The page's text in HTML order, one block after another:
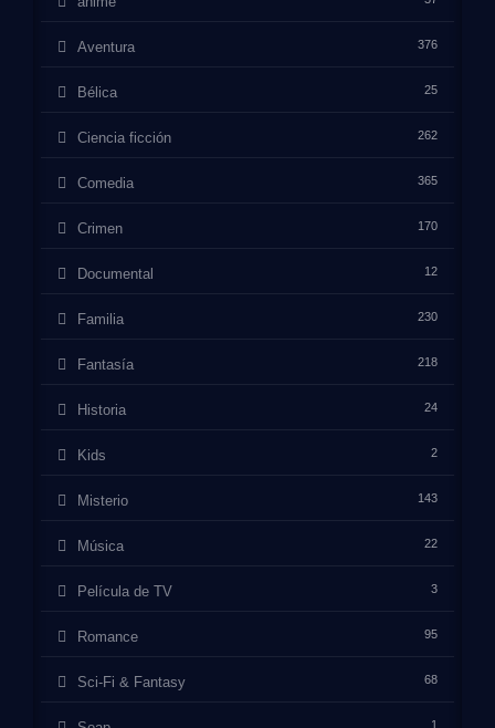
Aventura 376
Bélica 25
Ciencia ficción 262
Comedia 365
Crimen 170
Documental 12
Familia 230
Fantasía 218
Historia 24
Kids 2
Misterio 143
Música 22
Película de TV 3
Romance 95
Sci-Fi & Fantasy 68
1